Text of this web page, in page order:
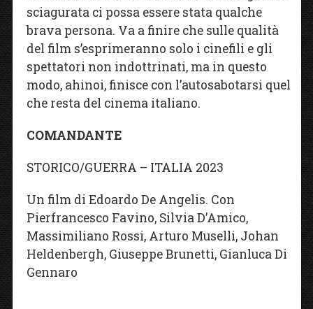
sciagurata ci possa essere stata qualche
brava persona. Va a finire che sulle qualità
del film s’esprimeranno solo i cinefili e gli
spettatori non indottrinati, ma in questo
modo, ahinoi, finisce con l’autosabotarsi quel
che resta del cinema italiano.
COMANDANTE
STORICO/GUERRA – ITALIA 2023
Un film di Edoardo De Angelis. Con
Pierfrancesco Favino, Silvia D’Amico,
Massimiliano Rossi, Arturo Muselli, Johan
Heldenbergh, Giuseppe Brunetti, Gianluca Di
Gennaro